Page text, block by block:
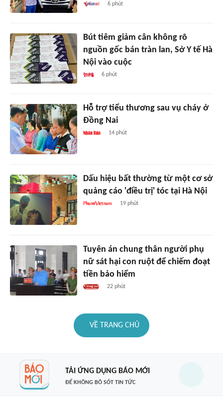
6 phút
Bút tiêm giảm cân không rõ
nguồn gốc bán tràn lan, Sở Y tế Hà
Nội vào cuộc
6 phút
Hỗ trợ tiểu thương sau vụ cháy ở
Đồng Nai
14 phút
Dấu hiệu bất thường từ một cơ sở
quảng cáo 'điều trị' tóc tại Hà Nội
19 phút
Tuyên án chung thân người phụ
nữ sát hại con ruột để chiếm đoạt
tiền bảo hiểm
22 phút
VỀ TRANG CHỦ
TẢI ỨNG DỤNG BÁO MỚI
ĐỂ KHÔNG BỎ SÓT TIN TỨC